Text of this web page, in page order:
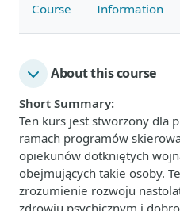
Course Information
About this course
Short Summary:
Ten kurs jest stworzony dla
ramach programów
opiekunów dotkniętych
obejmujących takie osoby.
zrozumienie rozwoju
zdrowiu psychicznym i